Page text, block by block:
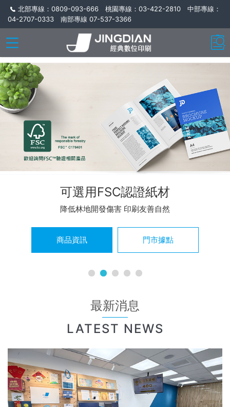
北部專線：0809-093-666 桃園專線：03-422-2810 中部專線：
04-2707-0333 南部專線 07-537-3366
可選用FSC認證紙材
降低林地開發傷害 印刷友善自然
商品資訊 門市據點
最新消息
LATEST NEWS